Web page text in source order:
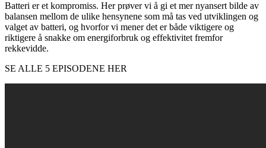
Batteri er et kompromiss. Her prøver vi å gi et mer nyansert bilde av
balansen mellom de ulike hensynene som må tas ved utviklingen og
valget av batteri, og hvorfor vi mener det er både viktigere og
riktigere å snakke om energiforbruk og effektivitet fremfor
rekkevidde.
SE ALLE 5 EPISODENE HER